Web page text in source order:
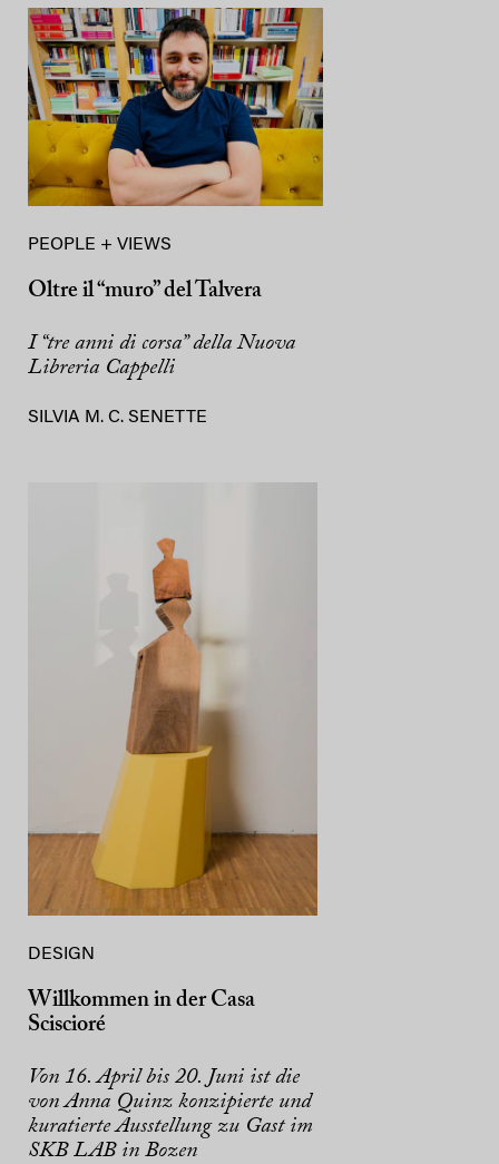
PEOPLE + VIEWS
Oltre il “muro” del Talvera
I “tre anni di corsa” della Nuova
Libreria Cappelli
SILVIA M. C. SENETTE
DESIGN
Willkommen in der Casa
Sciscioré
Von 16. April bis 20. Juni ist die
von Anna Quinz konzipierte und
kuratierte Ausstellung zu Gast im
SKB LAB in Bozen